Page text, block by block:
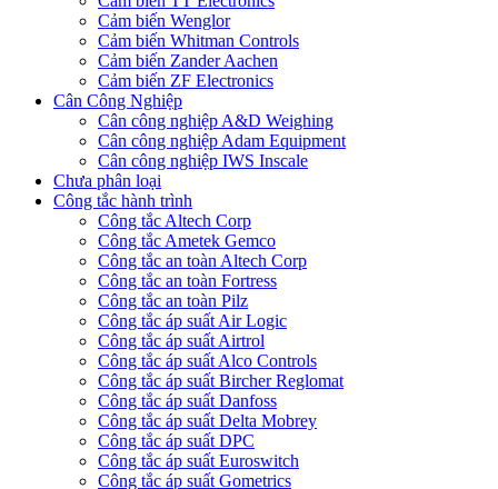
Cảm biến Wenglor
Cảm biến Whitman Controls
Cảm biến Zander Aachen
Cảm biến ZF Electronics
Cân Công Nghiệp
Cân công nghiệp A&D Weighing
Cân công nghiệp Adam Equipment
Cân công nghiệp IWS Inscale
Chưa phân loại
Công tắc hành trình
Công tắc Altech Corp
Công tắc Ametek Gemco
Công tắc an toàn Altech Corp
Công tắc an toàn Fortress
Công tắc an toàn Pilz
Công tắc áp suất Air Logic
Công tắc áp suất Airtrol
Công tắc áp suất Alco Controls
Công tắc áp suất Bircher Reglomat
Công tắc áp suất Danfoss
Công tắc áp suất Delta Mobrey
Công tắc áp suất DPC
Công tắc áp suất Euroswitch
Công tắc áp suất Gometrics